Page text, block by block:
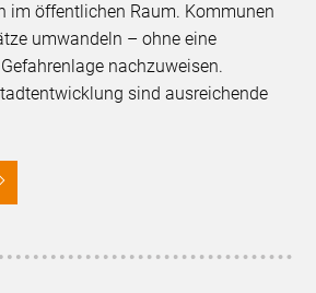
im öffentlichen Raum. Kommunen
umwandeln – ohne eine
nachzuweisen.
sind ausreichende